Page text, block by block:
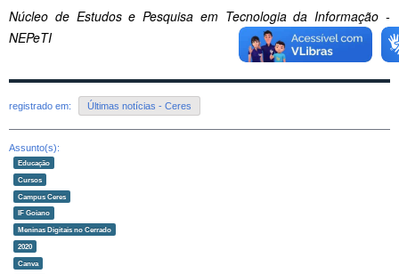
Núcleo de Estudos e Pesquisa em Tecnologia da Informação -
NEPeTI
registrado em: Últimas notícias - Ceres
Assunto(s):
Educação
Cursos
Campus Ceres
IF Goiano
Meninas Digitais no Cerrado
2020
Canva